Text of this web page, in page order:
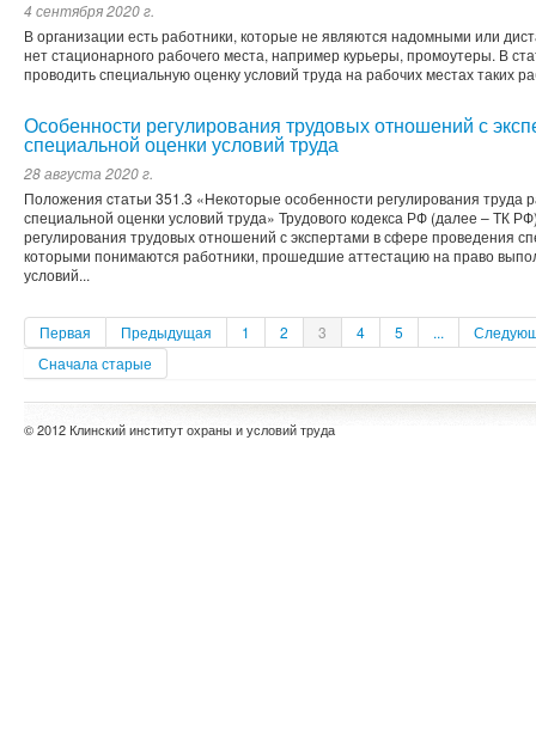
4 сентября 2020 г.
В организации есть работники, которые не являются надомными или
нет стационарного рабочего места, например курьеры, промоутеры. В
проводить специальную оценку условий труда на рабочих местах таких
Особенности регулирования трудовых отношений с
специальной оценки условий труда
28 августа 2020 г.
Положения cтатьи 351.3 «Некоторые особенности регулирования труда
специальной оценки условий труда» Трудового кодекса РФ (далее – ТК
регулирования трудовых отношений с экспертами в сфере проведения
которыми понимаются работники, прошедшие аттестацию на право
условий...
Первая Предыдущая 1 2 3 4 5 ...
Сначала старые
© 2012 Клинский институт охраны и условий труда